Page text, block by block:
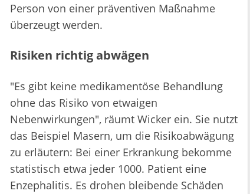
Person von einer präventiven Maßnahme
überzeugt werden.
Risiken richtig abwägen
"Es gibt keine medikamentöse Behandlung
ohne das Risiko von etwaigen
Nebenwirkungen", räumt Wicker ein. Sie nutzt
das Beispiel Masern, um die Risikoabwägung
zu erläutern: Bei einer Erkrankung bekomme
statistisch etwa jeder 1000. Patient eine
Enzephalitis. Es drohen bleibende Schäden